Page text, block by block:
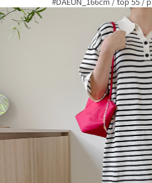
아이보리
#DAEUN_166cm / top 55 /